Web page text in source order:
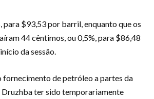
$93,53 por barril, enquanto que os
44 cêntimos, ou 0,5%, para $86,48
da sessão.
de petróleo a partes da
Druzhba ter sido temporariamente